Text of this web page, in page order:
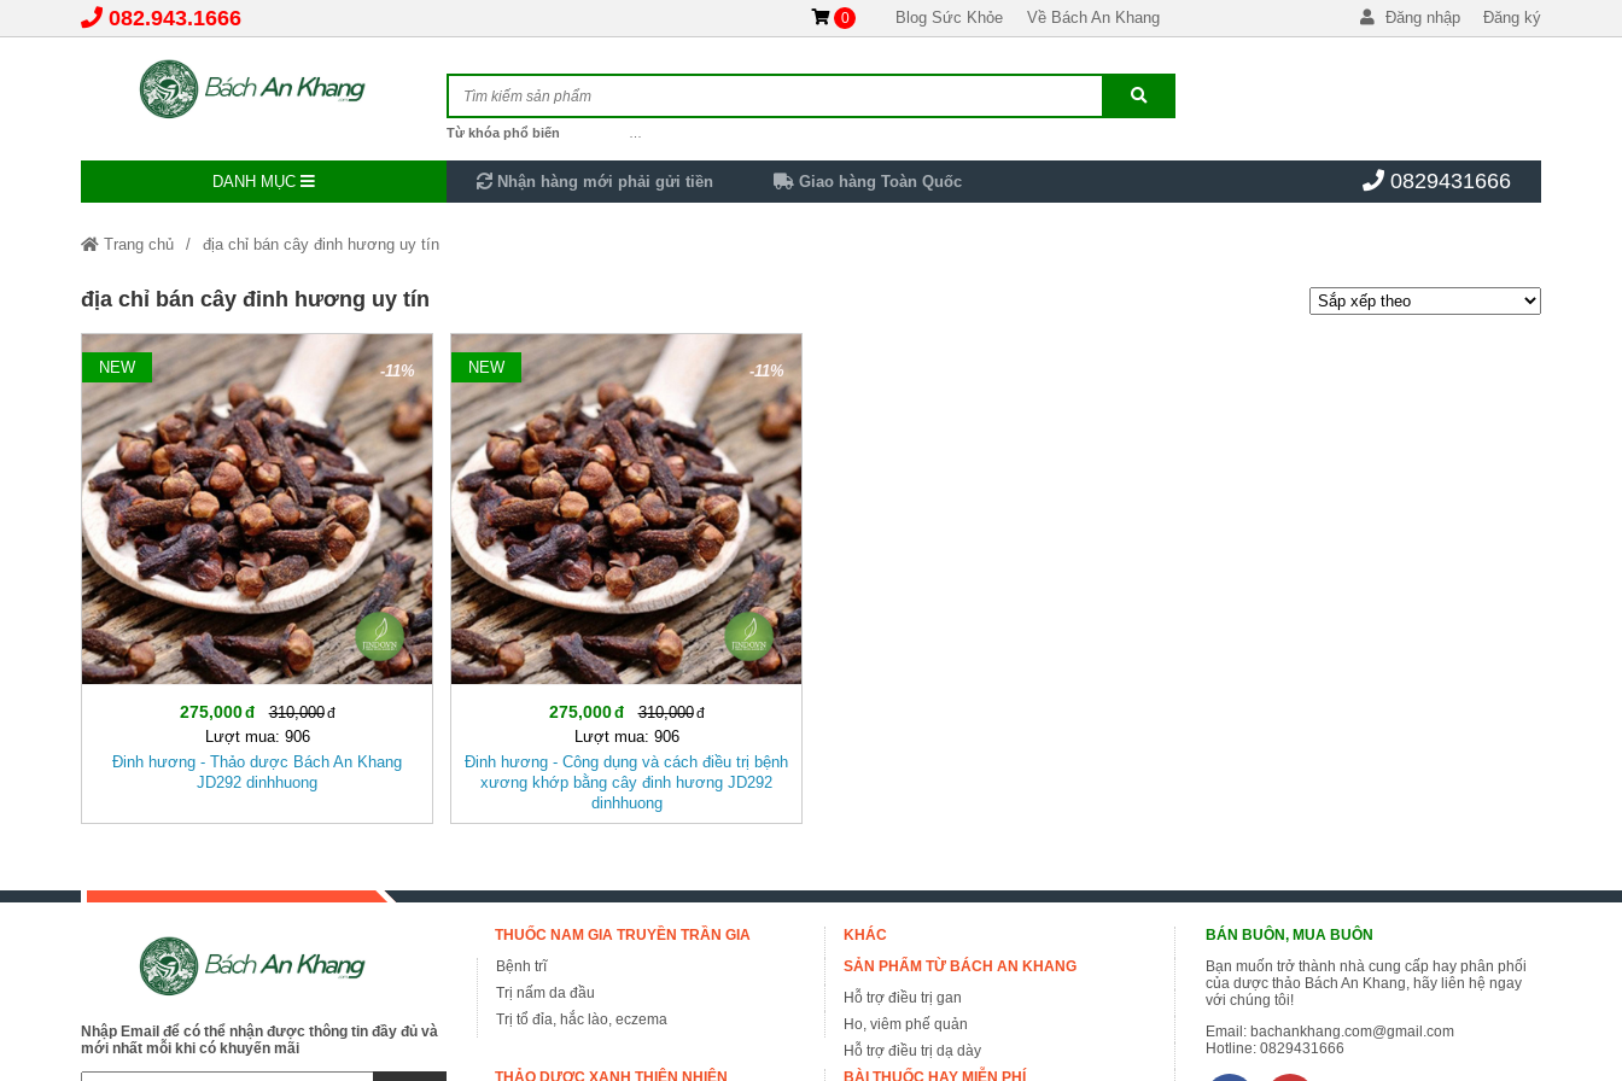
082.943.1666 0 Blog Sức Khỏe Về Bách An Khang Đăng nhập Đăng ký
Từ khóa phổ biến
DANH MỤC Nhận hàng mới phải gửi tiền Giao hàng Toàn Quốc 0829431666
Trang chủ địa chỉ bán cây đinh hương uy tín
địa chỉ bán cây đinh hương uy tín
-11%
NEW
275,000
310,000
Lượt mua: 906
Đinh hương - Thảo dược Bách An Khang
JD292 dinhhuong
-11%
NEW
275,000
310,000
Lượt mua: 906
Đinh hương - Công dụng và cách điều trị bệnh
xương khớp bằng cây đinh hương JD292
dinhhuong
Nhập Email để có thể nhận được thông tin đầy đủ và
mới nhất mỗi khi có khuyến mãi
THUỐC NAM GIA TRUYỀN TRẦN GIA
Bệnh trĩ
Trị nấm da đầu
Trị tổ đỉa, hắc lào, eczema
KHÁC
SẢN PHẨM TỪ BÁCH AN KHANG
Hỗ trợ điều trị gan
Ho, viêm phế quản
Hỗ trợ điều trị dạ dày
THẢO DƯỢC XANH THIÊN NHIÊN
BÀI THUỐC HAY MIỄN PHÍ
BÁN BUÔN, MUA BUÔN
Bạn muốn trở thành nhà cung cấp hay phân phối
của dược thảo Bách An Khang, hãy liên hệ ngay
với chúng tôi!
Email:bachankhang.com@gmail.com
Hotline:0829431666